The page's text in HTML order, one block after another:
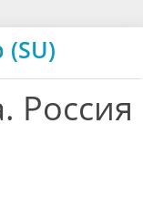
(SU)
Россия